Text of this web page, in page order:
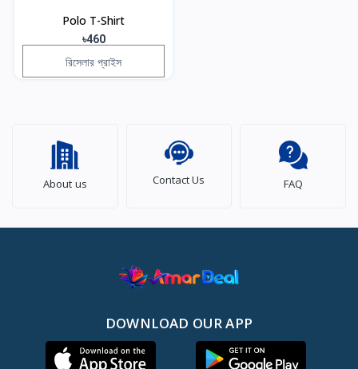
Polo T-Shirt
৳460
রিসেলার প্রাইস
About us Contact Us FAQ
DOWNLOAD OUR APP